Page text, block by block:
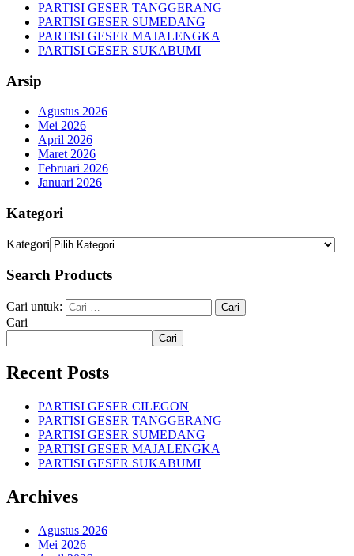
PARTISI GESER TANGGERANG
PARTISI GESER SUMEDANG
PARTISI GESER MAJALENGKA
PARTISI GESER SUKABUMI
Arsip
Agustus 2026
Mei 2026
April 2026
Maret 2026
Februari 2026
Januari 2026
Kategori
Kategori
Search Products
Cari untuk:
Cari
Cari
Recent Posts
PARTISI GESER CILEGON
PARTISI GESER TANGGERANG
PARTISI GESER SUMEDANG
PARTISI GESER MAJALENGKA
PARTISI GESER SUKABUMI
Archives
Agustus 2026
Mei 2026